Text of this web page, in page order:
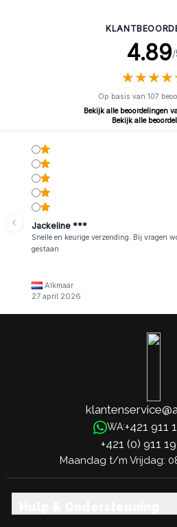
4.89
★★★★
★★★★
Op basis van 107
Bekijk alle beoordelingen
Bekijk alle
Jackeline ***
Snelle en keurige verzending. Bij vragen
gestaan
Alkmaar
27 april 2026
WA:+421 911
+421 (0) 911
Maandag t/m Vrijdag: